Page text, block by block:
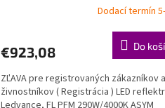
Dodací termín
€923,08 Do
ZĽAVA pre registrovaných zákazníkov a
živnostníkov ( Registrácia ) LED